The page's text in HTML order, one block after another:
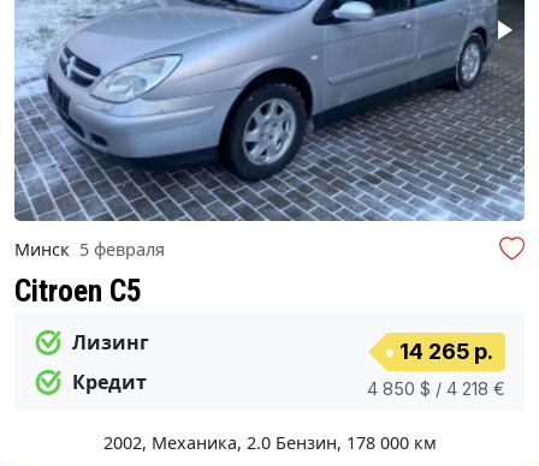
Минск 5 февраля
Citroen C5
Лизинг
Кредит
14 265 р.
4 850 $ / 4 218 €
2002, Механика, 2.0 Бензин, 178 000 км